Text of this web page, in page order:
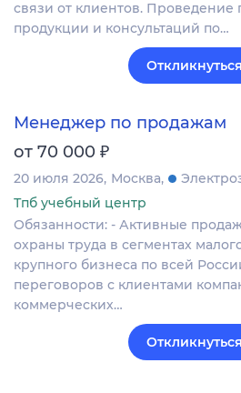
связи от клиентов. Проведение
продукции и консультаций по…
Откликнуться
Менеджер по продажам
от 70 000 ₽
20 июля 2026 Москва
Тпб учебный центр
Обязанности: - Активные
охраны труда в сегментах
крупного бизнеса по всей
переговоров с клиентами
коммерческих…
Откликнуться